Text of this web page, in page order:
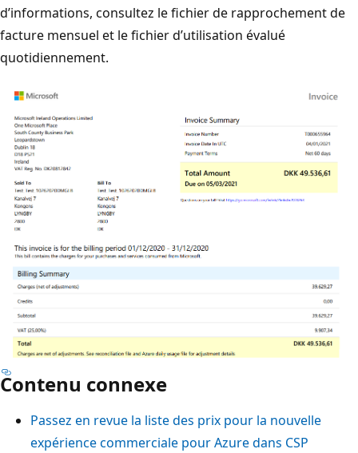
d’informations, consultez le fichier de rapprochement de
facture mensuel et le fichier d’utilisation évalué
quotidiennement.
Contenu connexe
Passez en revue la liste des prix pour la nouvelle
expérience commerciale pour Azure dans CSP